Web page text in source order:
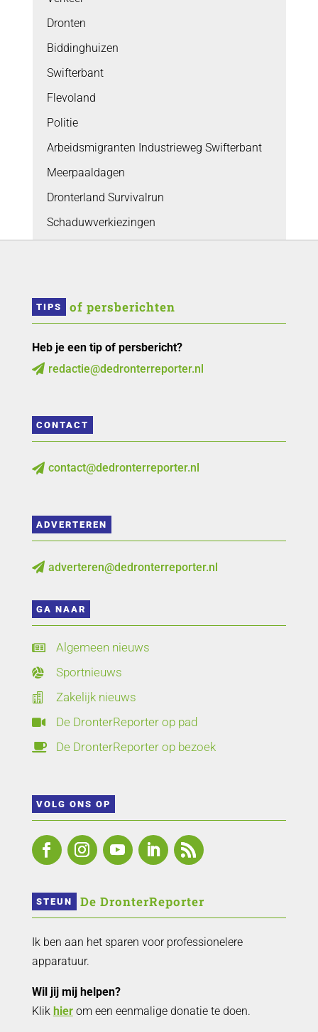
Dronten
Biddinghuizen
Swifterbant
Flevoland
Politie
Arbeidsmigranten Industrieweg Swifterbant
Meerpaaldagen
Dronterland Survivalrun
Schaduwverkiezingen
TIPS of persberichten
Heb je een tip of persbericht?
 redactie@dedronterreporter.nl
CONTACT
 contact@dedronterreporter.nl
ADVERTEREN
 adverteren@dedronterreporter.nl
GA NAAR
 Algemeen nieuws
 Sportnieuws
 Zakelijk nieuws
 De DronterReporter op pad
 De DronterReporter op bezoek
VOLG ONS OP
STEUN De DronterReporter
Ik ben aan het sparen voor professionelere
apparatuur.
Wil jij mij helpen?
Klik hierom een eenmalige donatie te doen.